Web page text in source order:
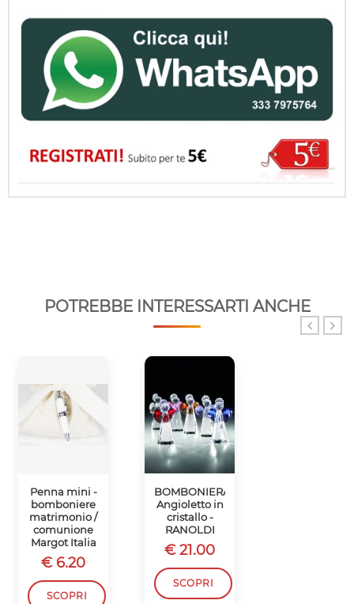
POTREBBE INTERESSARTI ANCHE
Penna mini -
bomboniere
matrimonio /
comunione
Margot Italia
€ 6.20
SCOPRI
BOMBONIERA
Angioletto in
cristallo -
RANOLDI
€ 21.00
SCOPRI